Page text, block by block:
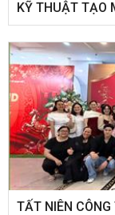
KỸ THUẬT TẠO
​TẤT NIÊN CÔNG